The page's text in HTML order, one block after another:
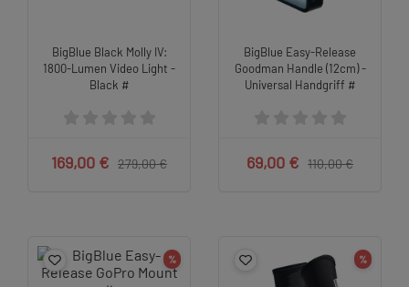
BigBlue Black Molly IV:
1800-Lumen Video Light -
Black #
169,00 € 279,00 €
BigBlue Easy-Release
Goodman Handle (12cm) -
Universal Handgriff #
69,00 € 110,00 €
% %